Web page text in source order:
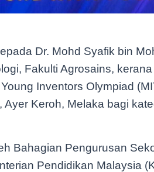
Dr. Mohd Syafik bin
Fakulti Agrosains,
Inventors Olympiad
Keroh, Melaka bagi
Bahagian Pengurusan
Pendidikan Malaysia